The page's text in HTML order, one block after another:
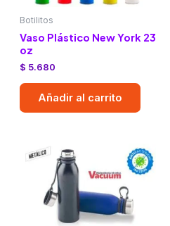
Botilitos
Vaso Plástico New York 23
oz
$ 5.680
Añadir al carrito